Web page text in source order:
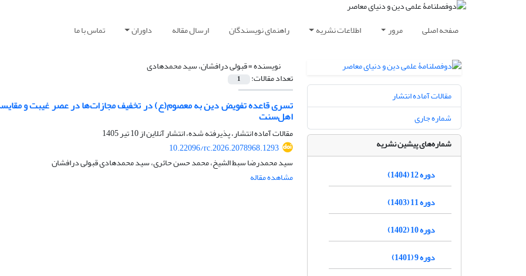
صفحه اصلی مرور اطلاعات نشریه راهنمای نویسندگان ارسال مقاله داوران تماس با ما
نویسنده =قبولی درافشان، سید محمدهادی
تعداد مقالات: 1
تسری قاعده تفویض دین به معصوم(ع) در تخفیف مجازات‌ها در عصر غیبت و
اهل‌سنت
مقالات آماده انتشار، پذیرفته شده، انتشار آنلاین از10 تیر 1405
10.22096/rc.2026.2078968.1293
سید محمدرضا سبط الشیخ، محمد حسن حائری، سید محمدهادی قبولی درافشان
مشاهده مقاله
مقالات آماده انتشار
شماره جاری
شماره‌های پیشین نشریه
دوره 12 (1404)
دوره 11 (1403)
دوره 10 (1402)
دوره 9 (1401)